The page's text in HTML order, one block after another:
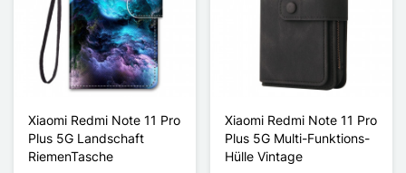
Xiaomi Redmi Note 11 Pro
Plus 5G Landschaft
RiemenTasche
Xiaomi Redmi Note 11 Pro
Plus 5G Multi-Funktions-
Hülle Vintage